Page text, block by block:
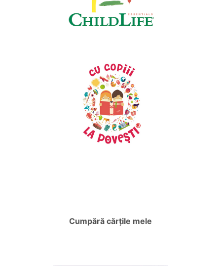
Cumpără cărțile mele